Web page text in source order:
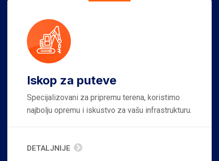
Iskop za puteve
Specijalizovani za pripremu terena, koristimo
najbolju opremu i iskustvo za vašu infrastrukturu.
DETALJNIJE